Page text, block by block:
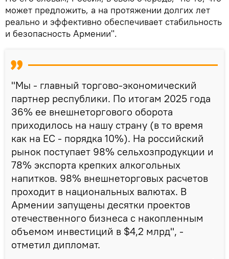
может предложить, а на протяжении долгих лет
реально и эффективно обеспечивает стабильность
и безопасность Армении".
"Мы - главный торгово-экономический
партнер республики. По итогам 2025 года
36% ее внешнеторгового оборота
приходилось на нашу страну (в то время
как на ЕС - порядка 10%). На российский
рынок поступает 98% сельхозпродукции и
78% экспорта крепких алкогольных
напитков. 98% внешнеторговых расчетов
проходит в национальных валютах. В
Армении запущены десятки проектов
отечественного бизнеса с накопленным
объемом инвестиций в $4,2 млрд", -
отметил дипломат.